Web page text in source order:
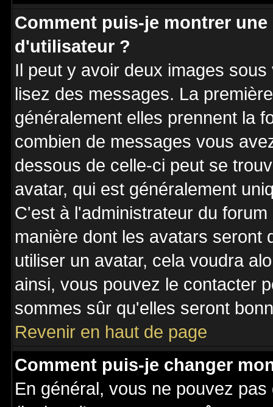
Comment puis-je montrer
d'utilisateur ?
Il peut y avoir deux images
lisez des messages. La
généralement elles prennent la
combien de messages vous
dessous de celle-ci peut se
avatar, qui est généralement
C'est à l'administrateur du
manière dont les avatars seront
utiliser un avatar, cela voudra
ainsi, vous pouvez le contacter
sommes sûr qu'elles seront
Revenir en haut de page
Comment puis-je changer
En général, vous ne pouvez